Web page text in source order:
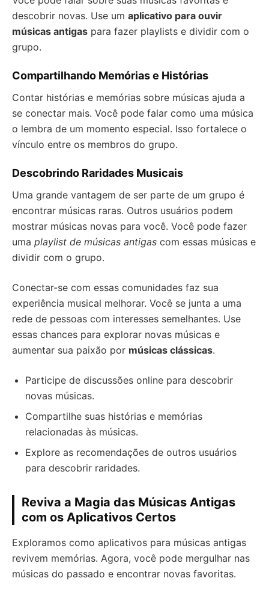
descobrir novas. Use um aplicativo para ouvir
músicas antigas para fazer playlists e dividir com o
grupo.
Compartilhando Memórias e Histórias
Contar histórias e memórias sobre músicas ajuda a
se conectar mais. Você pode falar como uma música
o lembra de um momento especial. Isso fortalece o
vínculo entre os membros do grupo.
Descobrindo Raridades Musicais
Uma grande vantagem de ser parte de um grupo é
encontrar músicas raras. Outros usuários podem
mostrar músicas novas para você. Você pode fazer
uma playlist de músicas antigas com essas músicas e
dividir com o grupo.
Conectar-se com essas comunidades faz sua
experiência musical melhorar. Você se junta a uma
rede de pessoas com interesses semelhantes. Use
essas chances para explorar novas músicas e
aumentar sua paixão por músicas clássicas.
Participe de discussões online para descobrir
novas músicas.
Compartilhe suas histórias e memórias
relacionadas às músicas.
Explore as recomendações de outros usuários
para descobrir raridades.
Reviva a Magia das Músicas Antigas
com os Aplicativos Certos
Exploramos como aplicativos para músicas antigas
revivem memórias. Agora, você pode mergulhar nas
músicas do passado e encontrar novas favoritas.